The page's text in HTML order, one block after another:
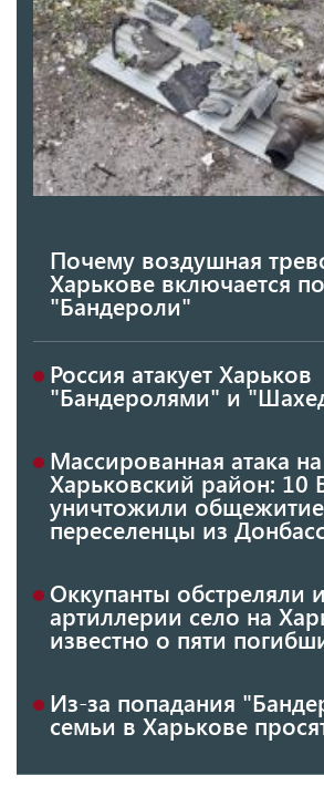
Почему воздушная
Харькове включается
"Бандероли"
Россия атакует Харьков
"Бандеролями" и
Массированная атака на
Харьковский район: 10
уничтожили
переселенцы из
Оккупанты обстреляли
артиллерии село на
известно о пяти
Из-за попадания
семьи в Харькове